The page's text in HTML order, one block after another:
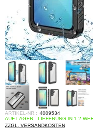
ARTIKEL-NR.: 4009534
AUF LAGER - LIEFERUNG IN 1-2
ZZGL. VERSANDKOSTEN